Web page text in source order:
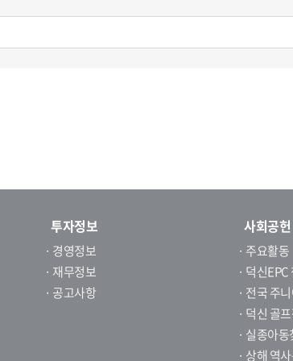
투자정보
· 경영정보
· 재무정보
· 공고사항
사회공헌
· 주요활동
· 덕신
· 전국 주
· 덕신 골
· 실종아동
· 상해 역